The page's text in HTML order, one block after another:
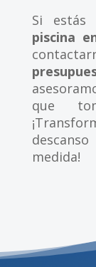
Si estás
piscina
que
medida!